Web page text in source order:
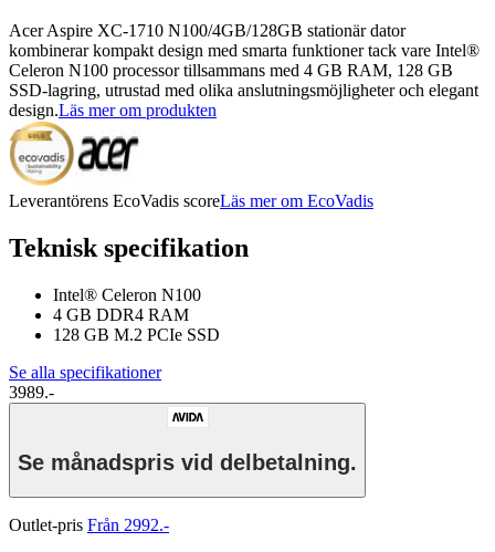
Acer Aspire XC-1710 N100/4GB/128GB stationär dator
kombinerar kompakt design med smarta funktioner tack vare Intel®
Celeron N100 processor tillsammans med 4 GB RAM, 128 GB
SSD-lagring, utrustad med olika anslutningsmöjligheter och elegant
design.Läs mer om produkten
Leverantörens EcoVadis scoreLäs mer om EcoVadis
Teknisk specifikation
Intel® Celeron N100
4 GB DDR4 RAM
128 GB M.2 PCIe SSD
Se alla specifikationer
3989.-
Se månadspris vid delbetalning.
Outlet-pris Från 2992.-